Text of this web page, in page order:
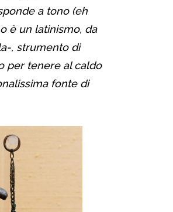
a tono (eh
è un latinismo, da
, strumento di
per tenere al caldo
fonte di